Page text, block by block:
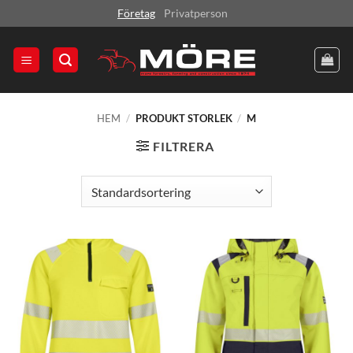
to
content
Företag Privatperson
HEM / PRODUKT STORLEK / M
FILTRERA